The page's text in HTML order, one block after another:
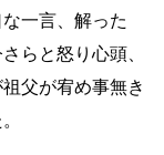
一言、解った
らと怒り心頭、
父が宥め事無き